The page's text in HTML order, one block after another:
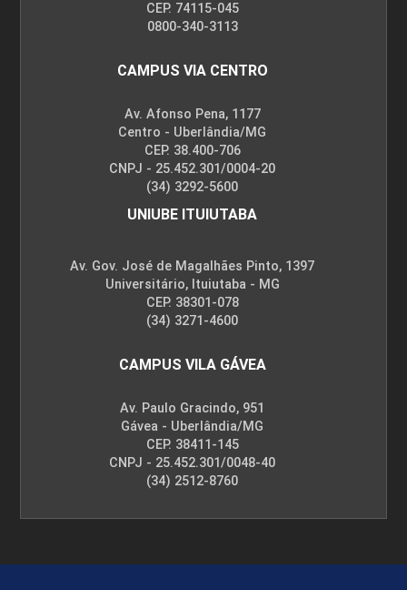
CEP. 74115-045
0800-340-3113
CAMPUS VIA CENTRO
Av. Afonso Pena, 1177
Centro - Uberlândia/MG
CEP. 38.400-706
CNPJ - 25.452.301/0004-20
(34) 3292-5600
UNIUBE ITUIUTABA
Av. Gov. José de Magalhães Pinto, 1397
Universitário, Ituiutaba - MG
CEP. 38301-078
(34) 3271-4600
CAMPUS VILA GÁVEA
Av. Paulo Gracindo, 951
Gávea - Uberlândia/MG
CEP. 38411-145
CNPJ - 25.452.301/0048-40
(34) 2512-8760